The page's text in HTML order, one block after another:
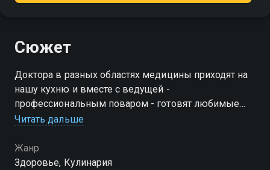
Сюжет
Доктора в разных областях медицины приходят на
нашу кухню и вместе с ведущей -
профессиональным поваром - готовят любимые
блюда из продуктов, которые являются
заболеваний
Читать дальше
Жанр
Здоровье, Кулинария